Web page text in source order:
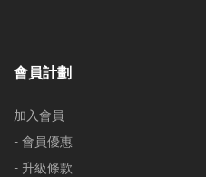
會員計劃
加入會員
- 會員優惠
- 升級條款